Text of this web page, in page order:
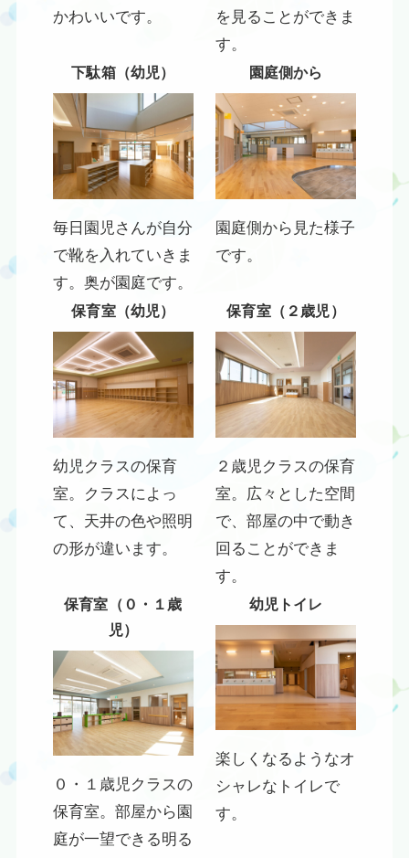
かわいいです。
を見ることができま
す。
下駄箱（幼児）
毎日園児さんが自分
で靴を入れていきま
す。奥が園庭です。
園庭側から
園庭側から見た様子
です。
保育室（幼児）
幼児クラスの保育
室。クラスによっ
て、天井の色や照明
の形が違います。
保育室（２歳児）
２歳児クラスの保育
室。広々とした空間
で、部屋の中で動き
回ることができま
す。
保育室（０・１歳
児）
０・１歳児クラスの
保育室。部屋から園
庭が一望できる明る
幼児トイレ
楽しくなるようなオ
シャレなトイレで
す。